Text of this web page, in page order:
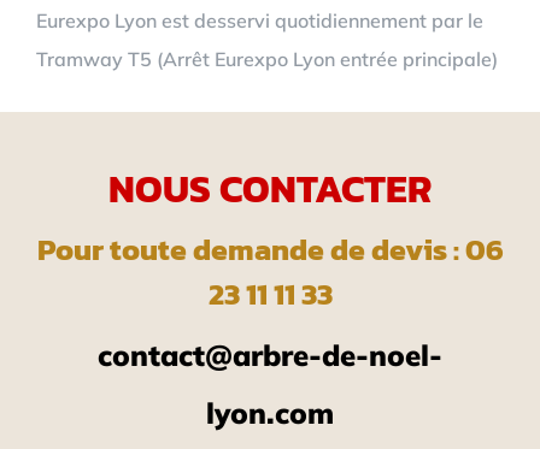
Eurexpo Lyon est desservi quotidiennement par le
Tramway T5 (Arrêt Eurexpo Lyon entrée principale)
NOUS CONTACTER
Pour toute demande de devis : 06
23 11 11 33
contact@arbre-de-noel-
lyon.com